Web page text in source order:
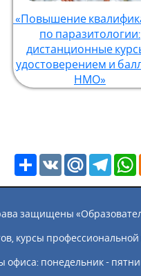
«Повышение
по паразитологии:
дистанционные
удостоверением и
НМО»
Ресурс
VK Mail.Ru
защищены
курсы
офиса: понедельник -